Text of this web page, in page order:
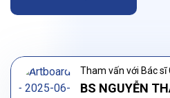
Tham vấn với Bác sĩ
BS NGUYỄN